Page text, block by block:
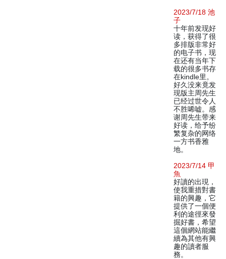
2023/7/18 池
子
十年前发现好
读，获得了很
多排版非常好
的电子书，现
在还有当年下
载的很多书存
在kindle里。
好久没来竟发
现版主周先生
已经过世令人
不胜唏嘘。感
谢周先生带来
好读，给予纷
繁复杂的网络
一方书香雅
地。
2023/7/14 甲
魚
好讀的出現，
使我重措對書
籍的興趣，它
提供了一個便
利的途徑來發
掘好書，希望
這個網站能繼
續為其他有興
趣的讀者服
務。